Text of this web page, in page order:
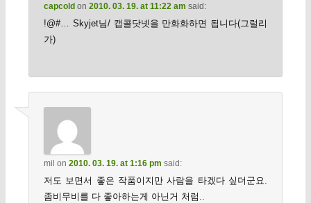
capcoldon 2010. 03. 19. at 11:22 am said:
!@#… Skyjet님/ 캡콜닷넷을 만화화하면 됩니다(그럴리
가)
mil on 2010. 03. 19. at 1:16 pm said:
저도 보면서 좋은 작품이지만 사람을 타겠다 싶더군요.
좀비무비를 다 좋아하는게 아닌거 처럼..